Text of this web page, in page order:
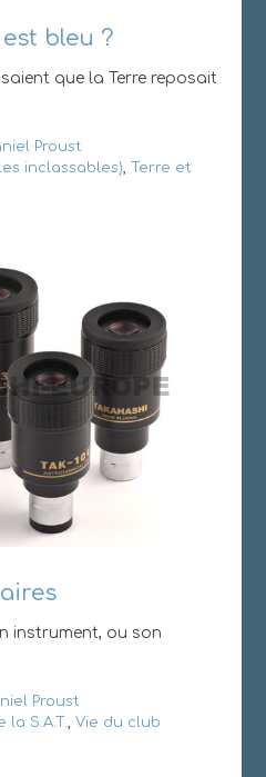
bleu ?
que la Terre reposait
Proust
inclassables),
Terre et
instrument, ou son
Proust
S.A.T. Vie du club